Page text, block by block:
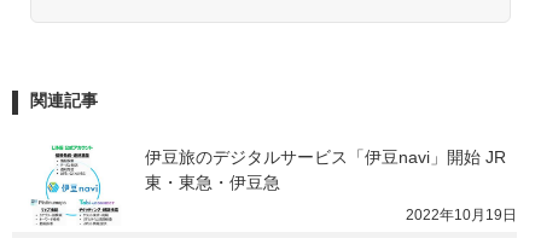
関連記事
伊豆旅のデジタルサービス「伊豆navi」開始 JR
東・東急・伊豆急
2022年10月19日